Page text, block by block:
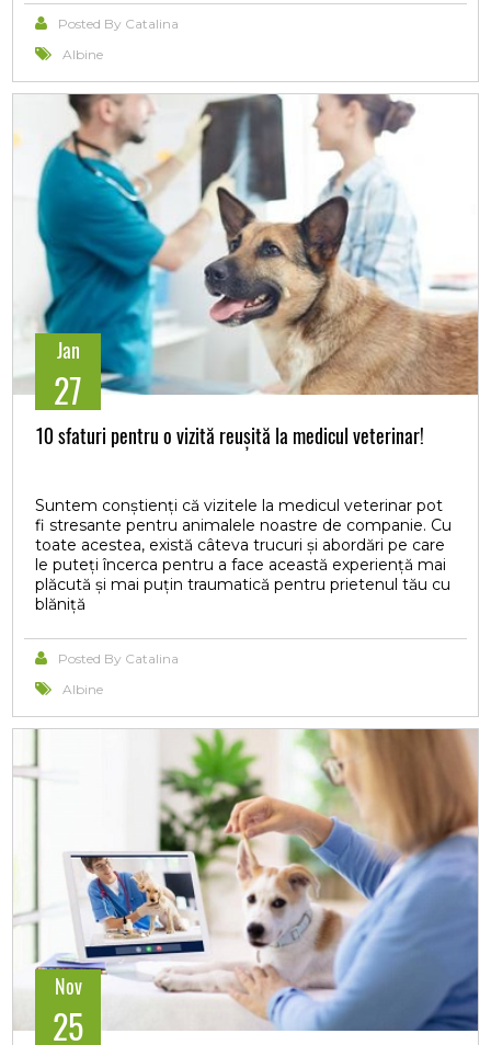
Posted By Catalina
Albine
Jan
27
10 sfaturi pentru o vizită reușită la medicul veterinar!
Suntem conștienți că vizitele la medicul veterinar pot
fi stresante pentru animalele noastre de companie. Cu
toate acestea, există câteva trucuri și abordări pe care
le puteți încerca pentru a face această experiență mai
plăcută și mai puțin traumatică pentru prietenul tău cu
blăniță
Posted By Catalina
Albine
Nov
25